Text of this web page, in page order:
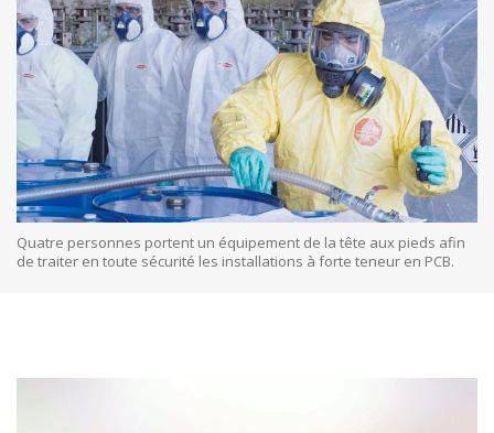
Quatre personnes portent un équipement de la tête aux pieds afin
de traiter en toute sécurité les installations à forte teneur en PCB.